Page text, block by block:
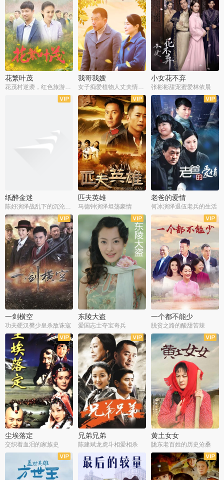
花繁叶茂
花茂村逆袭，红色旅游出圈
我哥我嫂
女子痴爱植物人丈夫情定一生
小女花不弃
张彬彬甜宠蜜爱林依晨
纸醉金迷
全35集
匹夫英雄
马德钟演绎坦荡豪情
全32集
老爸的爱情
何冰演绎退伍老兵的生活
全40集
一剑横空
功夫硬汉樊少皇杀敌诛寇
全33集
东陵大盗
爱国志士夺宝奇兵
全36集
一个都不能少
脱贫之路的酸甜苦辣
全25集
尘埃落定
交织着血泪的家族史
全50集
兄弟兄弟
陈建斌龙虎斗相爱相杀
全23集
黄土女女
陇东老百姓的历史沧桑
全36集
全28集 全44集